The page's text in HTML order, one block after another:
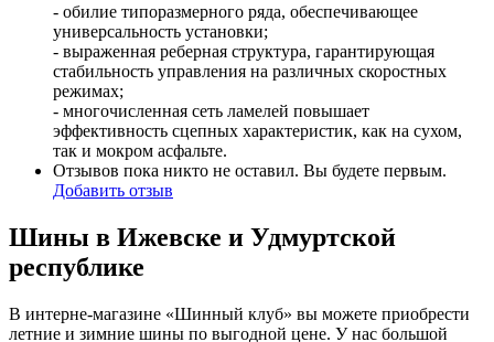
- обилие типоразмерного ряда, обеспечивающее
универсальность установки;
- выраженная реберная структура, гарантирующая
стабильность управления на различных скоростных
режимах;
- многочисленная сеть ламелей повышает
эффективность сцепных характеристик, как на сухом,
так и мокром асфальте.
Отзывов пока никто не оставил. Вы будете первым.
Добавить отзыв
Шины в Ижевске и Удмуртской
республике
В интерне-магазине «Шинный клуб» вы можете приобрести
летние и зимние шины по выгодной цене. У нас большой